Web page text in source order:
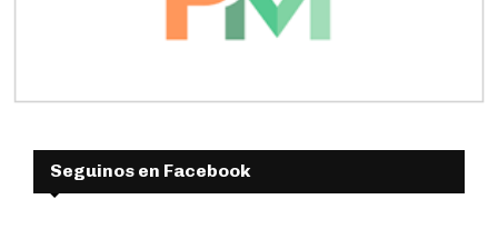
Seguinos en Facebook